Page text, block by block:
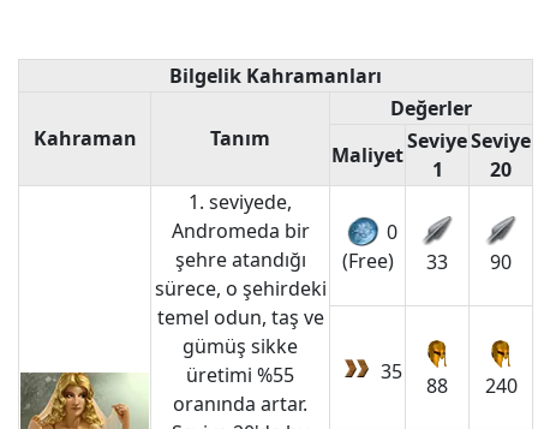
Bilgelik Kahramanları
Kahraman Tanım
Değerler
Maliyet
Seviye
1
Seviye
20
1. seviyede,
Andromeda bir
şehre atandığı
sürece, o şehirdeki
temel odun, taş ve
gümüş sikke
üretimi %55
oranında artar.
0
(Free)
33 90
35
88 240